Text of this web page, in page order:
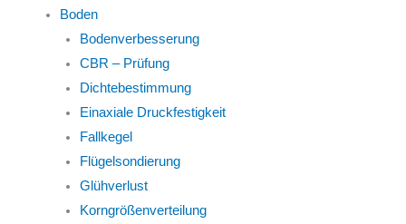
Boden
Bodenverbesserung
CBR – Prüfung
Dichtebestimmung
Einaxiale Druckfestigkeit
Fallkegel
Flügelsondierung
Glühverlust
Korngrößenverteilung